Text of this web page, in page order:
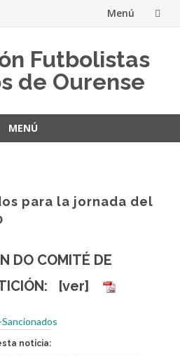
Menú
MENÚ
para la jornada del
DO COMITÉ DE
[ver]
noticia: